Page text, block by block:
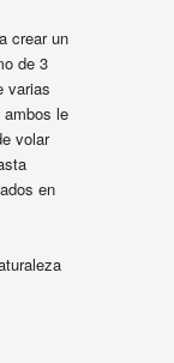
crear un
de 3
varias
le
volar
en